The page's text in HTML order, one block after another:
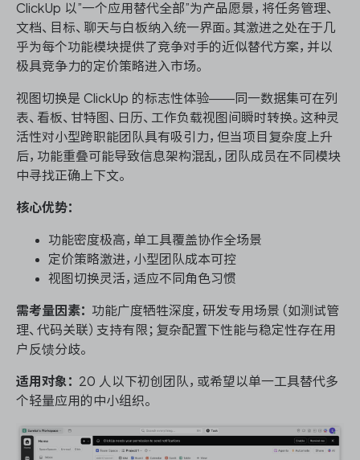
ClickUp 以”一个应用替代全部”为产品愿景，将任务管理、
文档、目标、聊天与白板纳入统一界面。其激进之处在于几
乎为每个功能模块提供了竞争对手的近似替代方案，并以
极具竞争力的定价策略进入市场。
视图切换是 ClickUp 的标志性体验——同一数据集可在列
表、看板、甘特图、日历、工作负载视图间瞬时转换。这种灵
活性对小型跨职能团队具有吸引力，但当项目复杂度上升
后，功能重叠可能导致信息架构混乱，团队成员在不同模块
中寻找正确上下文。
核心优势：
功能密度极高，单工具覆盖协作全场景
定价策略激进，小型团队成本可控
视图切换灵活，适应不同角色习惯
需考量因素：
功能广度牺牲深度，研发专用场景（如测试管
理、代码关联）支持有限；复杂配置下性能与稳定性存在用
户反馈分歧。
适用对象：
20 人以下初创团队，或希望以单一工具替代多
个轻量应用的中小组织。